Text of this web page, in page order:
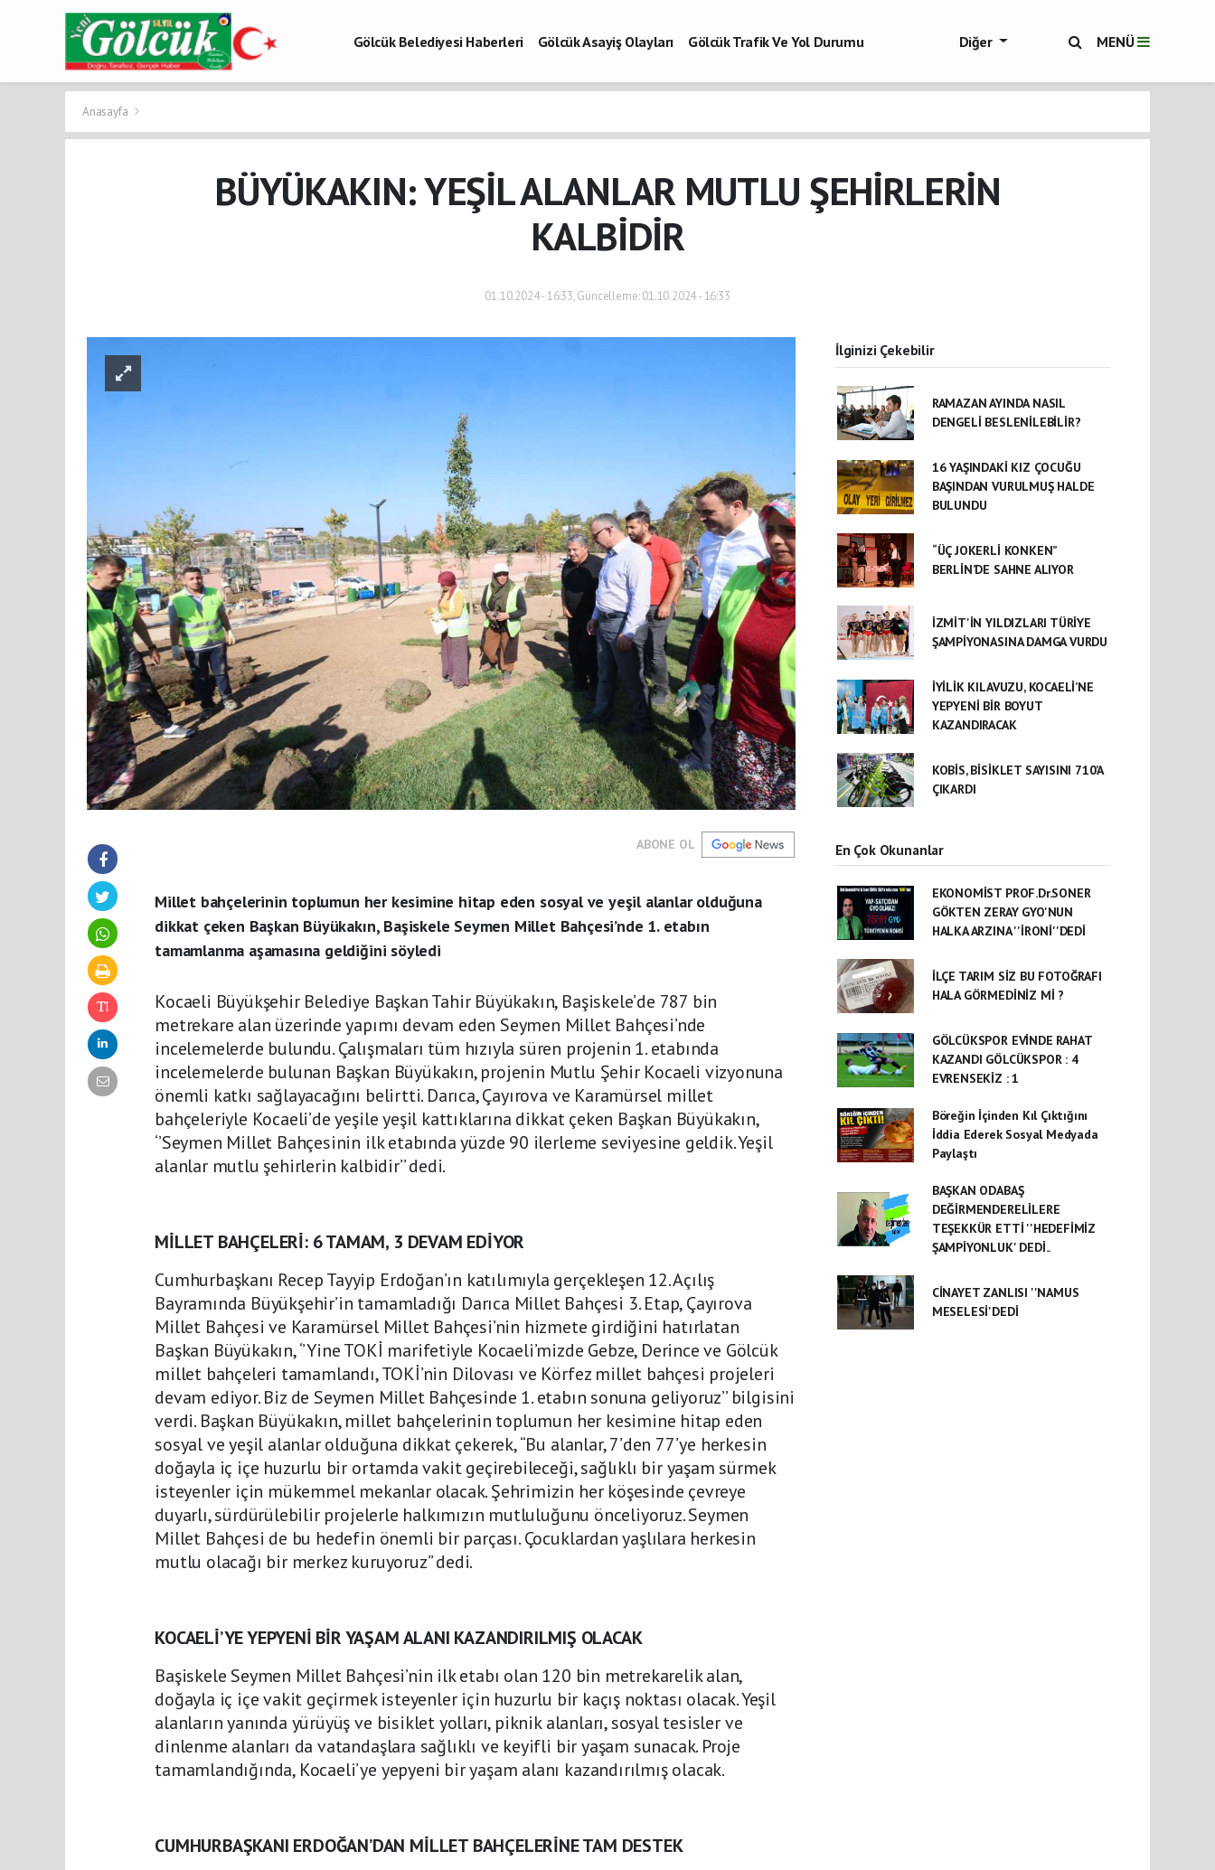
Gölcük Belediyesi Haberleri Gölcük Asayiş Olayları
Gölcük Trafik Ve Yol Durumu
Diğer MENÜ
Anasayfa
BÜYÜKAKIN: YEŞİL ALANLAR MUTLU ŞEHİRLERİN
KALBİDİR
01.10.2024 - 16:33, Güncelleme: 01.10.2024 - 16:33
ABONE OL
Millet bahçelerinin toplumun her kesimine hitap eden sosyal ve yeşil alanlar olduğuna
dikkat çeken Başkan Büyükakın, Başiskele Seymen Millet Bahçesi’nde 1. etabın
tamamlanma aşamasına geldiğini söyledi
Kocaeli Büyükşehir Belediye Başkan Tahir Büyükakın, Başiskele’de 787 bin
metrekare alan üzerinde yapımı devam eden Seymen Millet Bahçesi’nde
incelemelerde bulundu. Çalışmaları tüm hızıyla süren projenin 1. etabında
incelemelerde bulunan Başkan Büyükakın, projenin Mutlu Şehir Kocaeli vizyonuna
önemli katkı sağlayacağını belirtti. Darıca, Çayırova ve Karamürsel millet
bahçeleriyle Kocaeli’de yeşile yeşil kattıklarına dikkat çeken Başkan Büyükakın,
‘’Seymen Millet Bahçesinin ilk etabında yüzde 90 ilerleme seviyesine geldik. Yeşil
alanlar mutlu şehirlerin kalbidir’’ dedi.
MİLLET BAHÇELERİ: 6 TAMAM, 3 DEVAM EDİYOR
Cumhurbaşkanı Recep Tayyip Erdoğan’ın katılımıyla gerçekleşen 12. Açılış
Bayramında Büyükşehir’in tamamladığı Darıca Millet Bahçesi 3. Etap, Çayırova
Millet Bahçesi ve Karamürsel Millet Bahçesi’nin hizmete girdiğini hatırlatan
Başkan Büyükakın, ‘’Yine TOKİ marifetiyle Kocaeli’mizde Gebze, Derince ve Gölcük
millet bahçeleri tamamlandı, TOKİ’nin Dilovası ve Körfez millet bahçesi projeleri
devam ediyor. Biz de Seymen Millet Bahçesinde 1. etabın sonuna geliyoruz’’ bilgisini
verdi. Başkan Büyükakın, millet bahçelerinin toplumun her kesimine hitap eden
sosyal ve yeşil alanlar olduğuna dikkat çekerek, “Bu alanlar, 7’den 77’ye herkesin
doğayla iç içe huzurlu bir ortamda vakit geçirebileceği, sağlıklı bir yaşam sürmek
isteyenler için mükemmel mekanlar olacak. Şehrimizin her köşesinde çevreye
duyarlı, sürdürülebilir projelerle halkımızın mutluluğunu önceliyoruz. Seymen
Millet Bahçesi de bu hedefin önemli bir parçası. Çocuklardan yaşlılara herkesin
mutlu olacağı bir merkez kuruyoruz” dedi.
KOCAELİ’YE YEPYENİ BİR YAŞAM ALANI KAZANDIRILMIŞ OLACAK
Başiskele Seymen Millet Bahçesi’nin ilk etabı olan 120 bin metrekarelik alan,
doğayla iç içe vakit geçirmek isteyenler için huzurlu bir kaçış noktası olacak. Yeşil
alanların yanında yürüyüş ve bisiklet yolları, piknik alanları, sosyal tesisler ve
dinlenme alanları da vatandaşlara sağlıklı ve keyifli bir yaşam sunacak. Proje
tamamlandığında, Kocaeli’ye yepyeni bir yaşam alanı kazandırılmış olacak.
CUMHURBAŞKANI ERDOĞAN’DAN MİLLET BAHÇELERİNE TAM DESTEK
İlginizi Çekebilir
RAMAZAN AYINDA NASIL
DENGELİ BESLENİLEBİLİR?
16 YAŞINDAKİ KIZ ÇOCUĞU
BAŞINDAN VURULMUŞ HALDE
BULUNDU
“ÜÇ JOKERLİ KONKEN”
BERLİN’DE SAHNE ALIYOR
İZMİT'İN YILDIZLARI TÜRİYE
ŞAMPİYONASINA DAMGA VURDU
İYİLİK KILAVUZU, KOCAELİ’NE
YEPYENİ BİR BOYUT
KAZANDIRACAK
KOBİS, BİSİKLET SAYISINI 710’A
ÇIKARDI
En Çok Okunanlar
EKONOMİST PROF.Dr.SONER
GÖKTEN ZERAY GYO'NUN
HALKA ARZINA ''İRONİ''DEDİ
İLÇE TARIM SİZ BU FOTOĞRAFI
HALA GÖRMEDİNİZ Mİ ?
GÖLCÜKSPOR EVİNDE RAHAT
KAZANDI GÖLCÜKSPOR : 4
EVRENSEKİZ : 1
Böreğin İçinden Kıl Çıktığını
İddia Ederek Sosyal Medyada
Paylaştı
BAŞKAN ODABAŞ
DEĞİRMENDERELİLERE
TEŞEKKÜR ETTİ ''HEDEFİMİZ
ŞAMPİYONLUK' DEDİ..
CİNAYET ZANLISI ''NAMUS
MESELESİ'DEDİ